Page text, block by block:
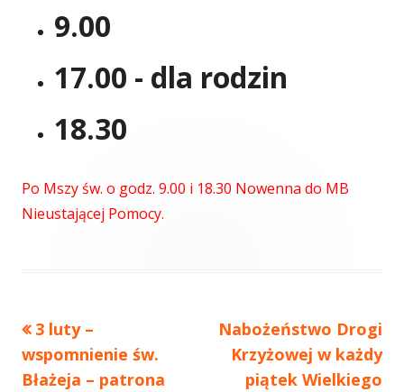
9.00
17.00 - dla rodzin
18.30
Po Mszy św. o godz. 9.00 i 18.30 Nowenna do MB
Nieustającej Pomocy.
Nawigacja
wpisu
Poprzedni
artykół
3 luty –
wspomnienie św.
Błażeja – patrona
Następny
artykół:
Nabożeństwo Drogi
Krzyżowej w każdy
piątek Wielkiego